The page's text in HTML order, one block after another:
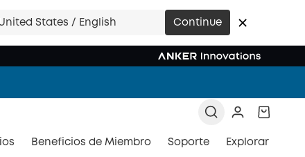
States / English Continue
Beneficios de Miembro Soporte Explorar